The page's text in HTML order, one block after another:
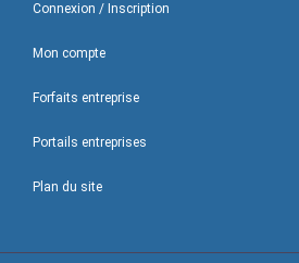
Connexion / Inscription
Mon compte
Forfaits entreprise
Portails entreprises
Plan du site